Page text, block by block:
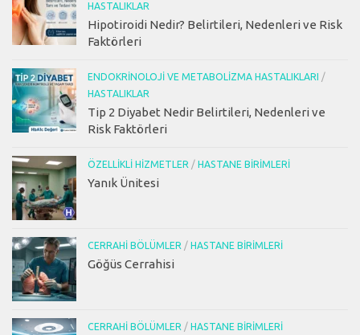
HASTALIKLAR
Hipotiroidi Nedir? Belirtileri, Nedenleri ve Risk
Faktörleri
ENDOKRINOLOJI VE METABOLIZMA HASTALIKLARI
/
HASTALIKLAR
Tip 2 Diyabet Nedir Belirtileri, Nedenleri ve
Risk Faktörleri
ÖZELLIKLI HIZMETLER / HASTANE BIRIMLERI
Yanık Ünitesi
CERRAHI BÖLÜMLER / HASTANE BIRIMLERI
Göğüs Cerrahisi
CERRAHI BÖLÜMLER / HASTANE BIRIMLERI